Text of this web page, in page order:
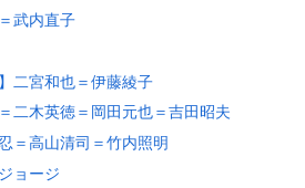
武内直子
二宮和也＝伊藤綾子
二木英徳＝岡田元也＝吉田昭夫
＝高山清司＝竹内照明
ョージ